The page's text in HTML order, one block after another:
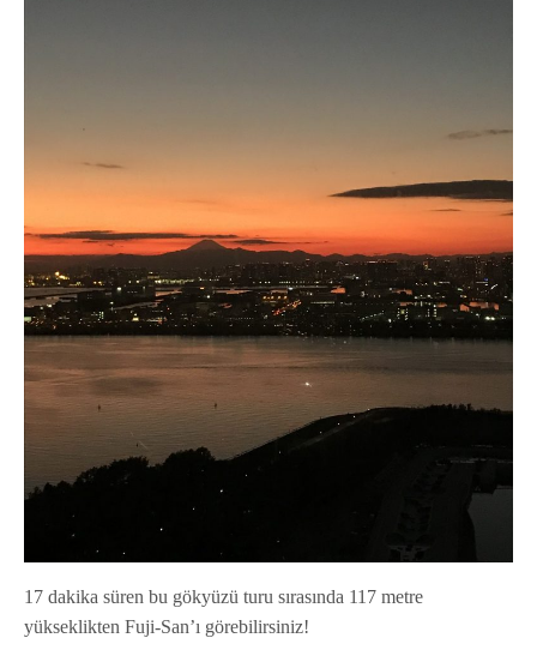
17 dakika süren bu gökyüzü turu sırasında 117 metre
yükseklikten Fuji-San’ı görebilirsiniz!